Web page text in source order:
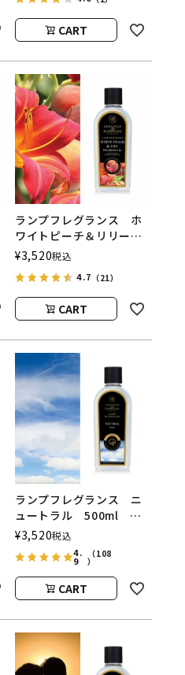
ASHLEIGH&BURWOOD
（アシュレイアンドバー
ウッド）CART
ランプフレグランス ホ
ワイトピーチ＆リリー
500ml フレグランスラ
ンプ用オイル
ASHLEIGH&BURWOOD
（アシュレイアンドバー
ウッド）
¥3,520税込
4.7 （21）
CART
ランプフレグランス ニ
ュートラル 500ml フ
レグランスランプ用オイ
ル
ASHLEIGH&BURWOOD
（アシュレイアンドバー
ウッド）
¥3,520税込
4.
9
（108
）
CART